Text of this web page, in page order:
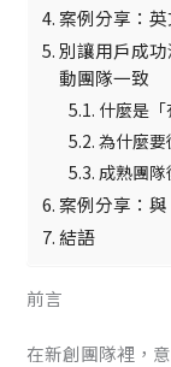
案例分享：
別讓用戶成
動團隊一致
什麼是
為什麼要
成熟團
案例分享：
結語
前言
在新創團隊裡，